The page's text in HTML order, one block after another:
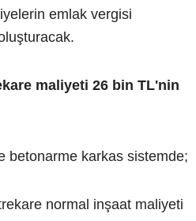
emlak vergisi
maliyeti 26 bin TL'nin
betonarme karkas sistemde;
normal inşaat maliyeti